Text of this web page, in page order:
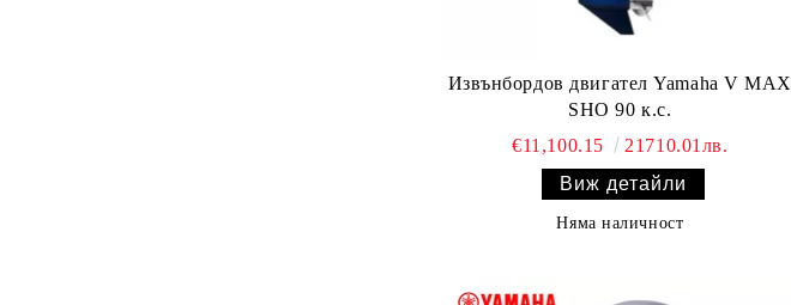
Извънбордов двигател Yamaha V MAX
SHO 90 к.с.
€11,100.15
21710.01лв.
Виж детайли
Няма наличност